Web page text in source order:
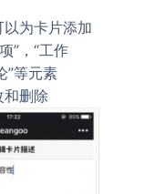
为卡片添加
”，“工作
”等元素
删除